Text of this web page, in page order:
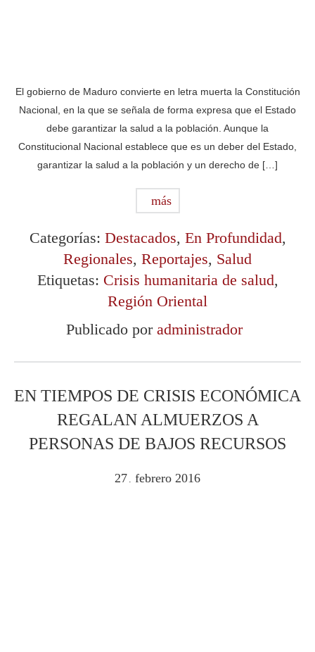
El gobierno de Maduro convierte en letra muerta la Constitución
Nacional, en la que se señala de forma expresa que el Estado
debe garantizar la salud a la población. Aunque la
Constitucional Nacional establece que es un deber del Estado,
garantizar la salud a la población y un derecho de […]
más
Categorías: Destacados, En Profundidad,
Regionales, Reportajes, Salud
Etiquetas: Crisis humanitaria de salud,
Región Oriental
Publicado por administrador
EN TIEMPOS DE CRISIS ECONÓMICA
REGALAN ALMUERZOS A
PERSONAS DE BAJOS RECURSOS
27 . febrero 2016